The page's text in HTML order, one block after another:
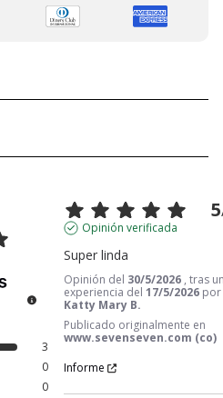
3
0
0
5
Opinión verificada
Super linda
Opinión del 30/5/2026 , tras
experiencia del17/5/2026 por
Katty Mary B.
Publicado originalmente en
www.sevenseven.com (co)
Informe